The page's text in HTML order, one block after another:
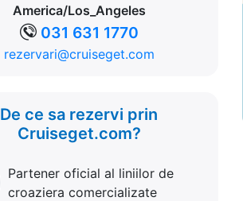
America/Los_Angeles
031 631 1770
rezervari@cruiseget.com
De ce sa rezervi prin
Cruiseget.com?
Partener oficial al liniilor de
croaziera comercializate